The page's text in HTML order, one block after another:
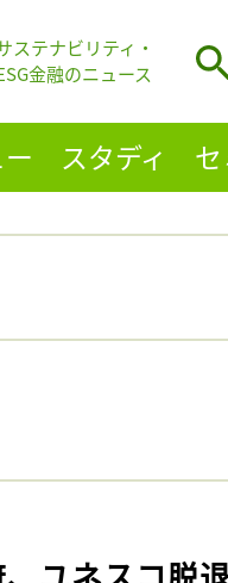
ステナビリティ・
金融のニュース
スタディ